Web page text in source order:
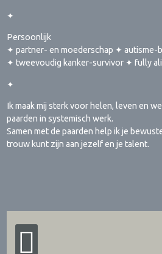
✦
Persoonlijk
✦ partner- en moederschap ✦ autisme-
✦ tweevoudig kanker-survivor ✦ fully
✦
Ik maak mij sterk voor helen, leven en
paarden in systemisch werk.
Samen met de paarden help ik je
trouw kunt zijn aan jezelf en je talent.